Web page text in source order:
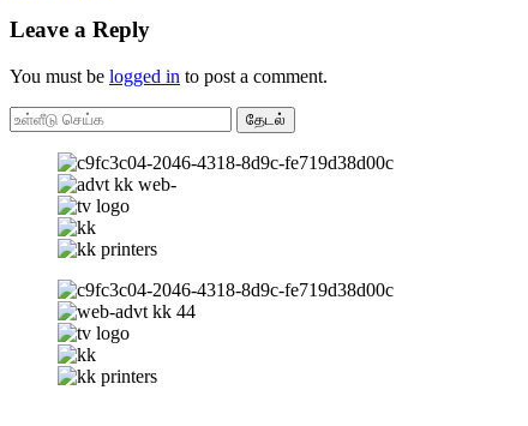
Leave a Reply
You must be logged in to post a comment.
தேடல்